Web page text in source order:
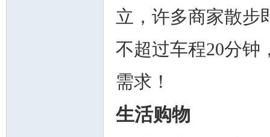
立，许多商家散步
不超过车程20分钟
需求！
生活购物